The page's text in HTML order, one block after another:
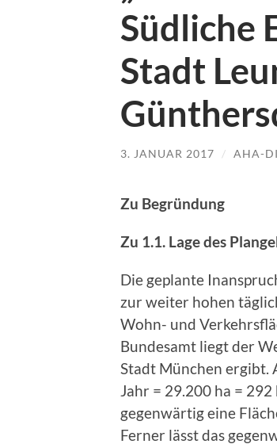
Südliche
Stadt
3. JANUAR 2017 / AHA-
Zu Begründung
Zu 1.1. Lage des
Die geplante
zur weiter hohen
Wohn- und
Bundesamt liegt der
Stadt München ergibt.
Jahr = 29.200 ha =
gegenwärtig eine
Ferner lässt das